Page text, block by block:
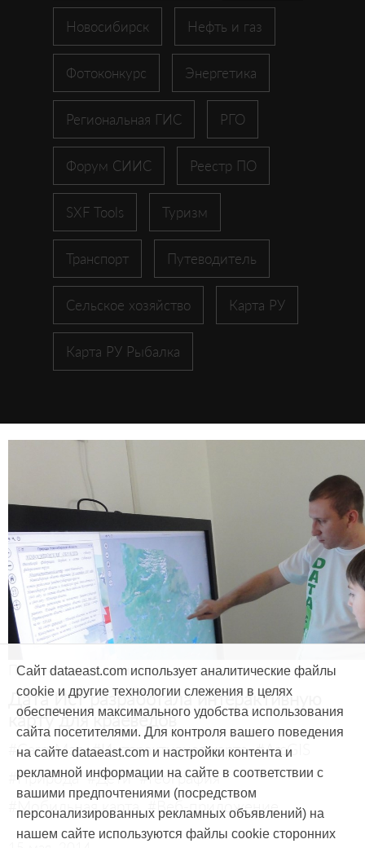
Новосибирск Нефть и газ
Фотоконкурс Энергетика
Региональная ГИС РГО
Форум СИИС Реестр ПО
SXF Tools Туризм
Транспорт Путеводитель
Сельское хозяйство Карта РУ
Карта РУ Рыбалка
Продукты и услуги
Дата Ист разработала интерактивную
карту для краеведов
#CarryMap #Интерактивная карта #ArcGIS
#Природа #Дети #География
#Мобильная карта #Веб-приложение
Сайт dataeast.com использует аналитические файлы
cookie и другие технологии слежения в целях
обеспечения максимального удобства использования
сайта посетителями. Для контроля вашего поведения
на сайте dataeast.com и настройки контента и
рекламной информации на сайте в соответствии с
вашими предпочтениями (посредством
персонализированных рекламных объявлений) на
нашем сайте используются файлы cookie сторонних